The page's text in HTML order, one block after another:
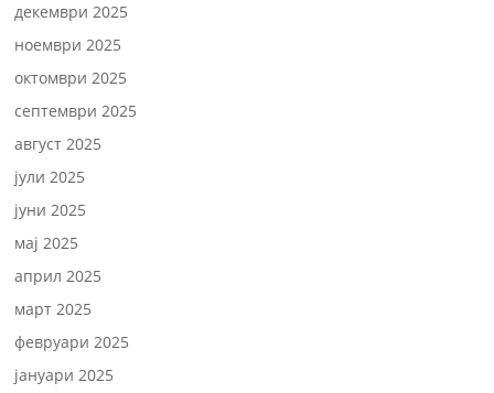
декември 2025
ноември 2025
октомври 2025
септември 2025
август 2025
јули 2025
јуни 2025
мај 2025
април 2025
март 2025
февруари 2025
јануари 2025